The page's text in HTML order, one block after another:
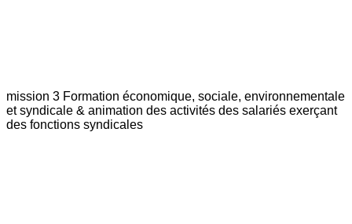
mission 3 Formation économique, sociale, environnementale
et syndicale & animation des activités des salariés exerçant
des fonctions syndicales